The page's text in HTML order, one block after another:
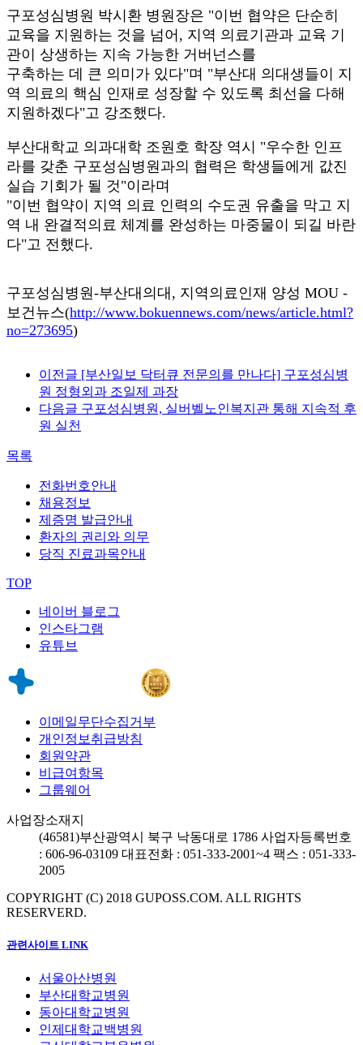
구포성심병원 박시환 병원장은 "이번 협약은 단순히
교육을 지원하는 것을 넘어, 지역 의료기관과 교육 기
관이 상생하는 지속 가능한 거버넌스를
구축하는 데 큰 의미가 있다"며 "부산대 의대생들이 지
역 의료의 핵심 인재로 성장할 수 있도록 최선을 다해
지원하겠다"고 강조했다.
부산대학교 의과대학 조원호 학장 역시 "우수한 인프
라를 갖춘 구포성심병원과의 협력은 학생들에게 값진
실습 기회가 될 것"이라며
"이번 협약이 지역 의료 인력의 수도권 유출을 막고 지
역 내 완결적의료 체계를 완성하는 마중물이 되길 바란
다"고 전했다.
구포성심병원-부산대의대, 지역의료인재 양성 MOU -
보건뉴스(http://www.bokuennews.com/news/article.html?
no=273695)
이전글 [부산일보 닥터큐 전문의를 만나다] 구포성심병
원 정형외과 조일제 과장
다음글 구포성심병원, 실버벨노인복지관 통해 지속적 후
원 실천
목록
전화번호안내
채용정보
제증명 발급안내
환자의 권리와 의무
당직 진료과목안내
TOP
네이버 블로그
인스타그램
유튜브
이메일무단수집거부
개인정보취급방침
회원약관
비급여항목
그룹웨어
사업장소재지
(46581)부산광역시 북구 낙동대로 1786 사업자등록번호
: 606-96-03109 대표전화 : 051-333-2001~4 팩스 : 051-333-
2005
COPYRIGHT (C) 2018 GUPOSS.COM. ALL RIGHTS
RESERVERD.
관련사이트 LINK
서울아산병원
부산대학교병원
동아대학교병원
인제대학교백병원